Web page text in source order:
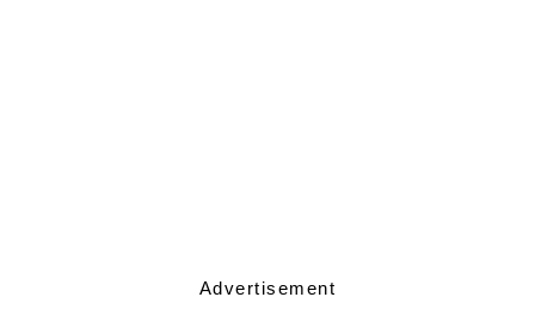
Advertisement